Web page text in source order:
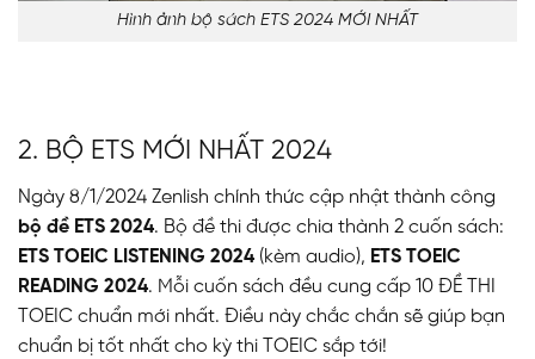
Hình ảnh bộ sách ETS 2024 MỚI NHẤT
2. BỘ ETS MỚI NHẤT 2024
Ngày 8/1/2024 Zenlish chính thức cập nhật thành công
bộ đề ETS 2024. Bộ đề thi được chia thành 2 cuốn sách:
ETS TOEIC LISTENING 2024 (kèm audio), ETS TOEIC
READING 2024. Mỗi cuốn sách đều cung cấp 10 ĐỀ THI
TOEIC chuẩn mới nhất. Điều này chắc chắn sẽ giúp bạn
chuẩn bị tốt nhất cho kỳ thi TOEIC sắp tới!